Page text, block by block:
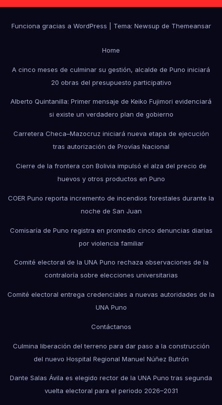
Funciona gracias a WordPress Tema: Newsup de Themeansar
Home
A cinco meses de culminar su gestión, alcalde de Puno iniciará
20 obras del presupuesto participativo
Alberto Quintanilla: Primer mensaje de Keiko Fujimori evidenciará
si existe un verdadero plan de gobierno
Carretera Checa–Mazocruz iniciará nueva etapa de ejecución
tras autorización de Provías Nacional
Cierre de la frontera con Bolivia impulsó el alza del precio de
huevos y otros productos en Puno
COER Puno reporta incremento de incendios forestales durante la
noche de San Juan
Comisaría de Puno registra en promedio cinco denuncias diarias
por violencia familiar
Comité electoral de la UNA Puno rechaza observaciones de la
contraloría sobre elecciones universitarias
Comité electoral entrega credenciales a nuevas autoridades de la
UNA Puno
Contáctanos
Culmina liberación del terreno para dar paso a la construcción
del nuevo Hospital Regional Manuel Núñez Butrón
Dante Salas Ávila es elegido rector de la UNA Puno tras segunda
vuelta electoral para el periodo 2026–2031